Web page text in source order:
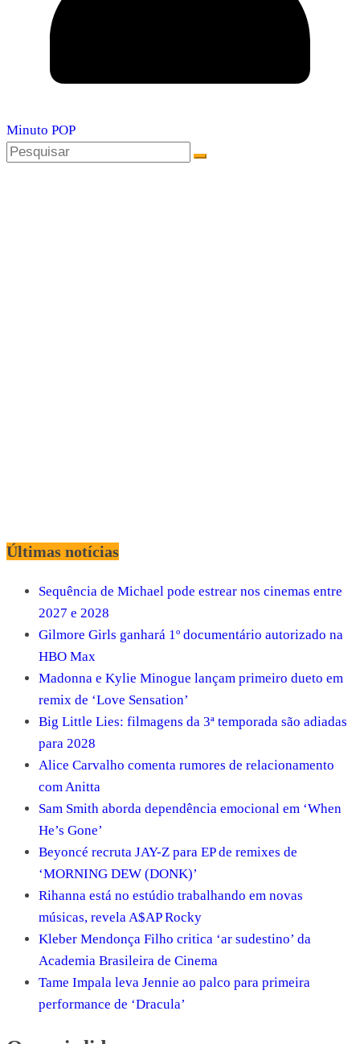
Minuto POP
Últimas notícias
Sequência de Michael pode estrear nos cinemas entre
2027 e 2028
Gilmore Girls ganhará 1º documentário autorizado na
HBO Max
Madonna e Kylie Minogue lançam primeiro dueto em
remix de ‘Love Sensation’
Big Little Lies: filmagens da 3ª temporada são adiadas
para 2028
Alice Carvalho comenta rumores de relacionamento
com Anitta
Sam Smith aborda dependência emocional em ‘When
He’s Gone’
Beyoncé recruta JAY-Z para EP de remixes de
‘MORNING DEW (DONK)’
Rihanna está no estúdio trabalhando em novas
músicas, revela A$AP Rocky
Kleber Mendonça Filho critica ‘ar sudestino’ da
Academia Brasileira de Cinema
Tame Impala leva Jennie ao palco para primeira
performance de ‘Dracula’